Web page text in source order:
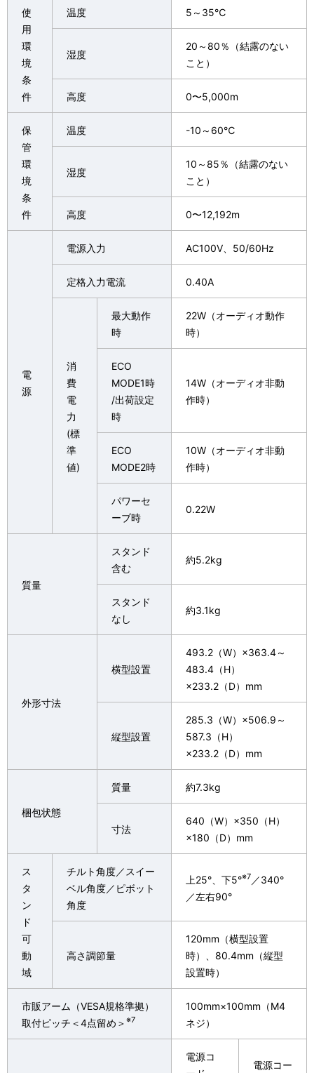
使
用
環
境
条
件
温度 5～35℃
湿度
20～80％（結露のない
こと）
高度 0〜5,000m
保
管
環
境
条
件
温度 -10～60℃
湿度
10～85％（結露のない
こと）
高度 0〜12,192m
電
源
電源入力 AC100V、50/60Hz
定格入力電流 0.40A
消
費
電
力
(標
準
値)
最大動作
時
22W（オーディオ動作
時）
ECO
MODE1時
/出荷設定
時
14W（オーディオ非動
作時）
ECO
MODE2時
10W（オーディオ非動
作時）
パワーセ
ーブ時
0.22W
質量
スタンド
含む
約5.2kg
スタンド
なし
約3.1kg
外形寸法
横型設置
493.2（W）×363.4～
483.4（H）
×233.2（D）mm
縦型設置
285.3（W）×506.9～
587.3（H）
×233.2（D）mm
梱包状態
質量 約7.3kg
寸法
640（W）×350（H）
×180（D）mm
ス
タ
ン
ド
可
動
域
チルト角度／スイー
ベル角度／ピボット
角度
上25°、下5°※7 ／340°
／左右90°
高さ調節量
120mm（横型設置
時）、80.4mm（縦型
設置時）
市販アーム（VESA規格準拠）
取付ピッチ＜4点留め＞ ※7
100mm×100mm（M4
ネジ）
電源コ
電源コー